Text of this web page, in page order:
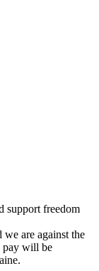
support freedom
we are against the
pay will be